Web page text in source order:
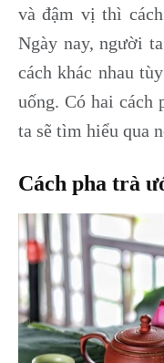
và đậm vị thì
Ngày nay, người
cách khác nhau
uống. Có hai cách
ta sẽ tìm hiểu qua
Cách pha trà